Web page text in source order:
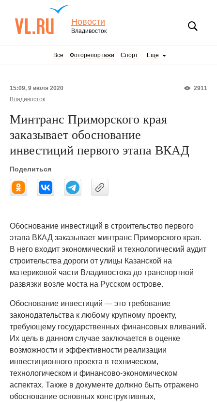
Новости
Владивосток
Все Фоторепортажи Спорт Еще
2911
15:09, 9 июля 2020
Владивосток
Минтранс Приморского края
заказывает обоснование
инвестиций первого этапа ВКАД
Поделиться
Обоснование инвестиций в строительство первого
этапа ВКАД заказывает минтранс Приморского края.
В него входит экономический и технологический аудит
строительства дороги от улицы Казанской на
материковой части Владивостока до транспортной
развязки возле моста на Русском острове.
Обоснование инвестиций — это требование
законодательства к любому крупному проекту,
требующему государственных финансовых вливаний.
Их цель в данном случае заключается в оценке
возможности и эффективности реализации
инвестиционного проекта в техническом,
технологическом и финансово-экономическом
аспектах. Также в документе должно быть отражено
обоснование основных конструктивных,